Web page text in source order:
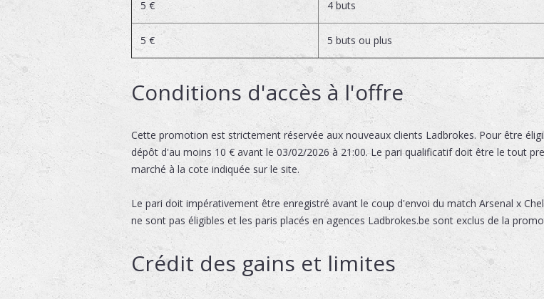
5 € 4 buts
5 € 5 buts ou plus
Conditions d'accès à l'offre
Cette promotion est strictement réservée aux nouveaux clients Ladbrokes. Pour être
dépôt d'au moins 10 € avant le 03/02/2026 à 21:00. Le pari qualificatif doit être le tout
marché à la cote indiquée sur le site.
Le pari doit impérativement être enregistré avant le coup d'envoi du match Arsenal x
ne sont pas éligibles et les paris placés en agences Ladbrokes.be sont exclus de la
Crédit des gains et limites